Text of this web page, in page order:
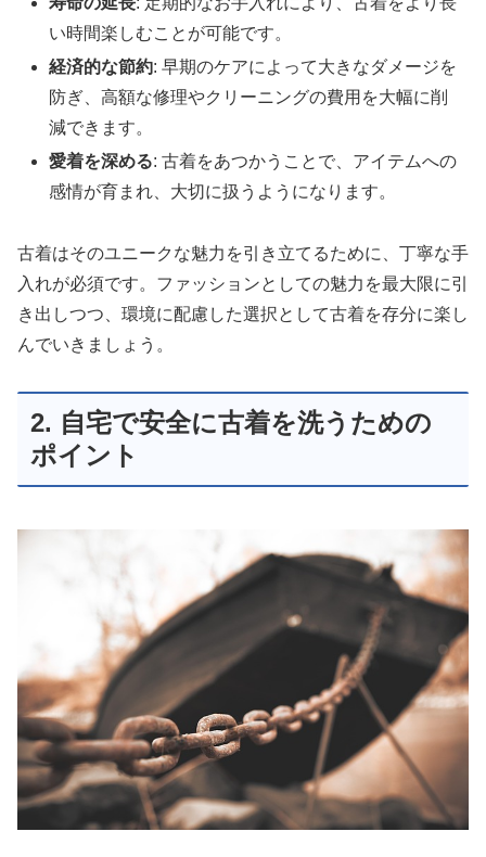
い時間楽しむことが可能です。
経済的な節約: 早期のケアによって大きなダメージを
防ぎ、高額な修理やクリーニングの費用を大幅に削
減できます。
愛着を深める: 古着をあつかうことで、アイテムへの
感情が育まれ、大切に扱うようになります。
古着はそのユニークな魅力を引き立てるために、丁寧な手
入れが必須です。ファッションとしての魅力を最大限に引
き出しつつ、環境に配慮した選択として古着を存分に楽し
んでいきましょう。
2. 自宅で安全に古着を洗うための
ポイント